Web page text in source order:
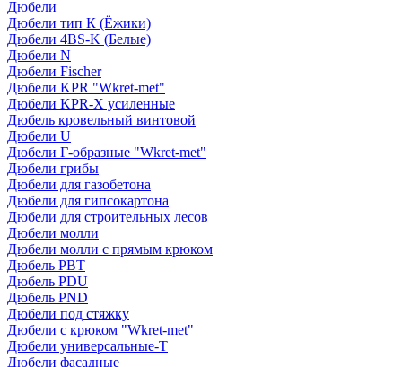
Дюбели
Дюбели тип К (Ёжики)
Дюбели 4BS-K (Белые)
Дюбели N
Дюбели Fischer
Дюбели KPR "Wkret-met"
Дюбели KPR-Х усиленные
Дюбель кровельный винтовой
Дюбели U
Дюбели Г-образные "Wkret-met"
Дюбели грибы
Дюбели для газобетона
Дюбели для гипсокартона
Дюбели для строительных лесов
Дюбели молли
Дюбели молли с прямым крюком
Дюбель PBT
Дюбель PDU
Дюбель PND
Дюбели под стяжку
Дюбели с крюком "Wkret-met"
Дюбели универсальные-Т
Дюбели фасадные